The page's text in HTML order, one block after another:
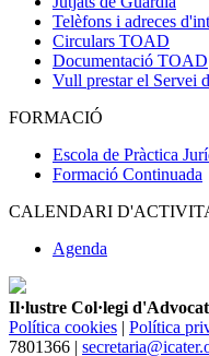
Telèfons i adreces
Circulars TOAD
Documentació TOAD
Vull prestar el Servei
FORMACIÓ
Escola de Pràctica
Formació Continuada
CALENDARI
Agenda
Il·lustre Col·legi
Política cookies | Política
7801366 |